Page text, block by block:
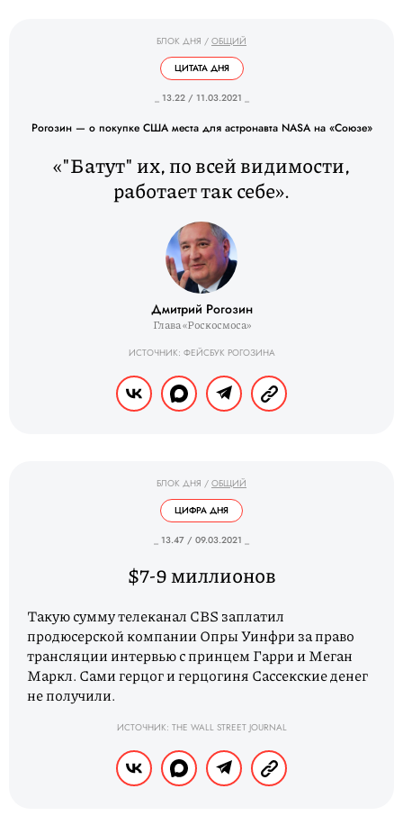
БЛОК ДНЯ / ОБЩИЙ
ЦИТАТА ДНЯ
_ 13.22 / 11.03.2021 _
Рогозин — о покупке США места для астронавта NASA на «Союзе»
«"Батут" их, по всей видимости,
работает так себе».
Дмитрий Рогозин
Глава «Роскосмоса»
ИСТОЧНИК: ФЕЙСБУК РОГОЗИНА
БЛОК ДНЯ / ОБЩИЙ
ЦИФРА ДНЯ
_ 13.47 / 09.03.2021 _
$7-9 миллионов
Такую сумму телеканал CBS заплатил
продюсерской компании Опры Уинфри за право
трансляции интервью с принцем Гарри и Меган
Маркл. Сами герцог и герцогиня Сассекские денег
не получили.
ИСТОЧНИК: THE WALL STREET JOURNAL